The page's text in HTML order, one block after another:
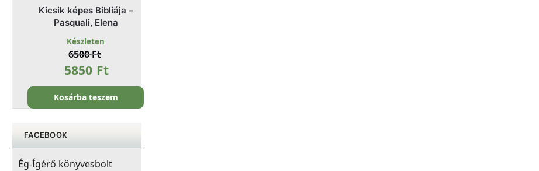
Kicsik képes Bibliája –
Pasquali, Elena
Készleten
6500Ft
5850 Ft
Kosárba teszem
FACEBOOK
Ég-Ígérő könyvesbolt